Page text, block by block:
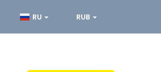
RU RUB